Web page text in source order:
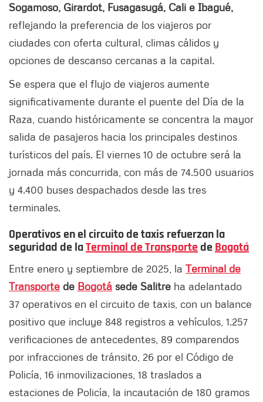
Sogamoso, Girardot, Fusagasugá, Cali e Ibagué,
reflejando la preferencia de los viajeros por
ciudades con oferta cultural, climas cálidos y
opciones de descanso cercanas a la capital.
Se espera que el flujo de viajeros aumente
significativamente durante el puente del Día de la
Raza, cuando históricamente se concentra la mayor
salida de pasajeros hacia los principales destinos
turísticos del país. El viernes 10 de octubre será la
jornada más concurrida, con más de 74.500 usuarios
y 4.400 buses despachados desde las tres
terminales.
Operativos en el circuito de taxis refuerzan la
seguridad de laTerminal de Transporte de Bogotá
Entre enero y septiembre de 2025, la Terminal de
Transporte de Bogotá sede Salitre ha adelantado
37 operativos en el circuito de taxis, con un balance
positivo que incluye 848 registros a vehículos, 1.257
verificaciones de antecedentes, 89 comparendos
por infracciones de tránsito, 26 por el Código de
Policía, 16 inmovilizaciones, 18 traslados a
estaciones de Policía, la incautación de 180 gramos